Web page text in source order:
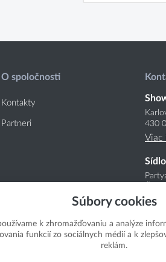
O spoločnosti
Kontakty
Partneri
430
Viac
Viac
Súbory cookies
k zhromažďovaniu a analýze
funkcií zo sociálnych médií a k
reklám.